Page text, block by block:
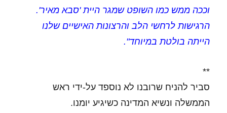
וככה ממש כמו השופט שמגר היית 'סבא מאיר'.
הרגישות לרחשי הלב והרצונות האישיים שלנו
הייתה בולטת במיוחד".
**
סביר להניח שרובנו לא נוספד על-ידי ראש
הממשלה ונשיא המדינה כשיגיע יומנו.